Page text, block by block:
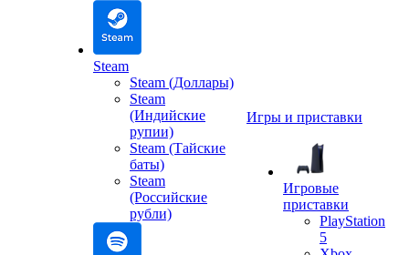
Steam
Steam (Доллары)
Steam
(Индийские
рупии)
Steam (Тайские
баты)
Steam
(Российские
рубли)
Игры и приставки
Игровые
приставки
PlayStation
5